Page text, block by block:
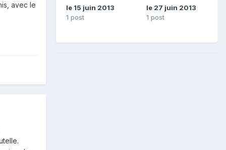
avec le
le 15 juin 2013
1 post
le 27 juin 2013
1 post